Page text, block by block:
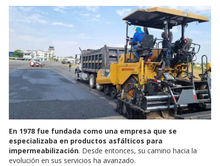
En 1978 fue fundada como una empresa que se
especializaba en productos asfálticos para
impermeabilización. Desde entonces, su camino hacia la
evolución en sus servicios ha avanzado.